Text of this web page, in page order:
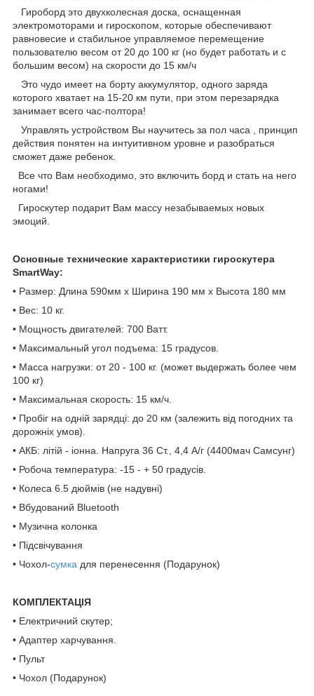
Гироборд это двухколесная доска, оснащенная
электромоторами и гироскопом, которые обеспечивают
равновесие и стабильное управляемое перемещение
пользователю весом от 20 до 100 кг (но будет работать и с
большим весом) на скорости до 15 км/ч
Это чудо имеет на борту аккумулятор, одного заряда
которого хватает на 15-20 км пути, при этом перезарядка
занимает всего час-полтора!
Управлять устройством Вы научитесь за пол часа , принцип
действия понятен на интуитивном уровне и разобраться
сможет даже ребенок.
Все что Вам необходимо, это включить борд и стать на него
ногами!
Гироскутер подарит Вам массу незабываемых новых
эмоций.
Основные технические характеристики гироскутера
SmartWay:
• Размер: Длина 590мм x Ширина 190 мм x Высота 180 мм
• Вес: 10 кг.
• Мощность двигателей: 700 Ватт.
• Максимальный угол подъема: 15 градусов.
• Масса нагрузки: от 20 - 100 кг. (может выдержать более чем
100 кг)
• Максимальная скорость: 15 км/ч.
• Пробіг на одній зарядці: до 20 км (залежить від погодних та
дорожніх умов).
• АКБ: літій - іонна. Напруга 36 Ст., 4,4 А/г (4400мач Самсунг)
• Робоча температура: -15 - + 50 градусів.
• Колеса 6.5 дюймів (не надувні)
• Вбудований Bluetooth
• Музична колонка
• Підсвічування
• Чохол-сумка для перенесення (Подарунок)
КОМПЛЕКТАЦІЯ
• Електричний скутер;
• Адаптер харчування.
• Пульт
• Чохол (Подарунок)